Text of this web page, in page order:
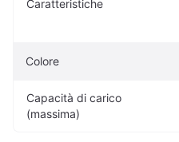
Caratteristiche
Colore
Capacità di carico
(massima)